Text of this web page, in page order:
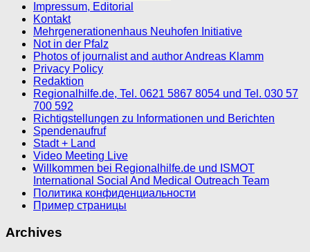
Impressum, Editorial
Kontakt
Mehrgenerationenhaus Neuhofen Initiative
Not in der Pfalz
Photos of journalist and author Andreas Klamm
Privacy Policy
Redaktion
Regionalhilfe.de, Tel. 0621 5867 8054 und Tel. 030 57
700 592
Richtigstellungen zu Informationen und Berichten
Spendenaufruf
Stadt + Land
Video Meeting Live
Willkommen bei Regionalhilfe.de und ISMOT
International Social And Medical Outreach Team
Политика конфиденциальности
Пример страницы
Archives